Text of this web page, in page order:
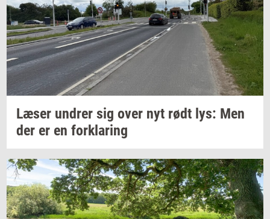
Læser un­drer sig over nyt rødt lys: Men
der er en for­kla­ring